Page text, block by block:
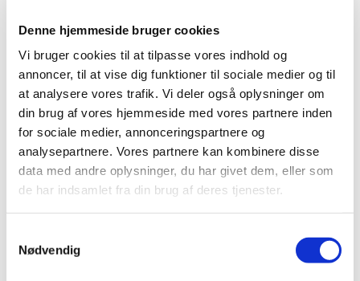
Denne hjemmeside bruger cookies
Vi bruger cookies til at tilpasse vores indhold og
annoncer, til at vise dig funktioner til sociale medier og til
at analysere vores trafik. Vi deler også oplysninger om
din brug af vores hjemmeside med vores partnere inden
for sociale medier, annonceringspartnere og
analysepartnere. Vores partnere kan kombinere disse
data med andre oplysninger, du har givet dem, eller som
de har indsamlet fra din brug af deres tjenester.
Nødvendig
Høje Taastrup
Kirke set fra
præstegårdsmar
ken efter hveden
er blevet høstet